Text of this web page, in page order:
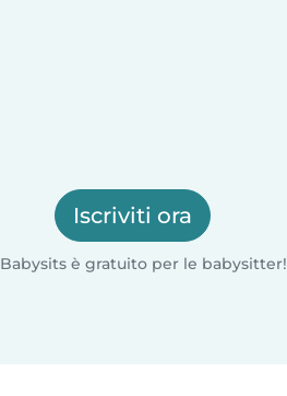
Iscriviti ora
Babysits è gratuito per le babysitter!